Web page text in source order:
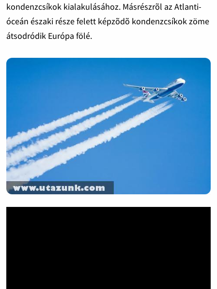
kondenzcsíkok kialakulásához. Másrészrõl az Atlanti-
óceán északi része felett képzõdõ kondenzcsíkok zöme
átsodródik Európa fölé.